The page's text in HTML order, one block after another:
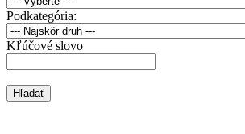
Podkategória:
Kľúčové slovo
Hľadať